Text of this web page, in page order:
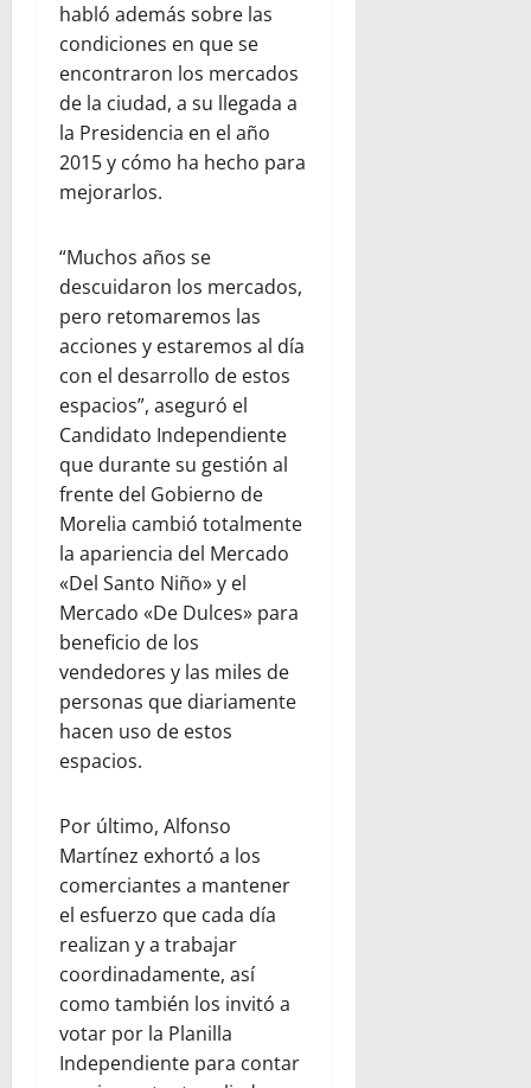
habló además sobre las
condiciones en que se
encontraron los mercados
de la ciudad, a su llegada a
la Presidencia en el año
2015 y cómo ha hecho para
mejorarlos.
“Muchos años se
descuidaron los mercados,
pero retomaremos las
acciones y estaremos al día
con el desarrollo de estos
espacios”, aseguró el
Candidato Independiente
que durante su gestión al
frente del Gobierno de
Morelia cambió totalmente
la apariencia del Mercado
«Del Santo Niño» y el
Mercado «De Dulces» para
beneficio de los
vendedores y las miles de
personas que diariamente
hacen uso de estos
espacios.
Por último, Alfonso
Martínez exhortó a los
comerciantes a mantener
el esfuerzo que cada día
realizan y a trabajar
coordinadamente, así
como también los invitó a
votar por la Planilla
Independiente para contar